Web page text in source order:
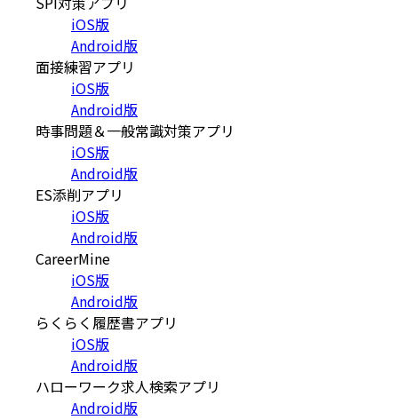
iOS版
Android版
面接練習アプリ
iOS版
Android版
時事問題＆一般常識対策アプリ
iOS版
Android版
ES添削アプリ
iOS版
Android版
CareerMine
iOS版
Android版
らくらく履歴書アプリ
iOS版
Android版
ハローワーク求人検索アプリ
Android版